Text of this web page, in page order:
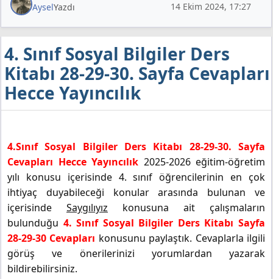
AyselYazdı 14 Ekim 2024, 17:27
4. Sınıf Sosyal Bilgiler Ders
Kitabı 28-29-30. Sayfa Cevapları
Hecce Yayıncılık
4.Sınıf Sosyal Bilgiler Ders Kitabı 28-29-30. Sayfa
Cevapları Hecce Yayıncılık 2025-2026 eğitim-öğretim
yılı konusu içerisinde 4. sınıf öğrencilerinin en çok
ihtiyaç duyabileceği konular arasında bulunan ve
içerisinde Saygılıyız konusuna ait çalışmaların
bulunduğu 4. Sınıf Sosyal Bilgiler Ders Kitabı Sayfa
28-29-30 Cevapları konusunu paylaştık. Cevaplarla ilgili
görüş ve önerilerinizi yorumlardan yazarak
bildirebilirsiniz.